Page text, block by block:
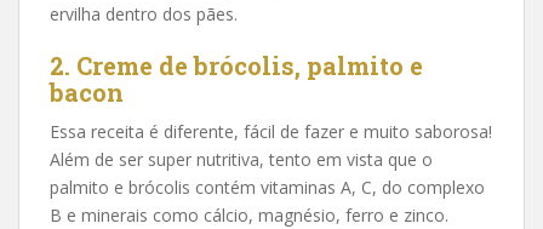
ervilha dentro dos pães.
2. Creme de brócolis, palmito e
bacon
Essa receita é diferente, fácil de fazer e muito saborosa!
Além de ser super nutritiva, tento em vista que o
palmito e brócolis contém vitaminas A, C, do complexo
B e minerais como cálcio, magnésio, ferro e zinco.